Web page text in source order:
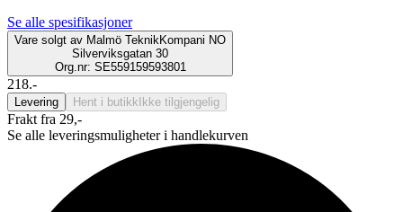
Se alle spesifikasjoner
Vare solgt av Malmö TeknikKompani NO
Silverviksgatan 30
Org.nr: SE559159593801
218.-
Levering Hent i butikk Ikke tilgjengelig
Frakt fra 29,-
Se alle leveringsmuligheter i handlekurven